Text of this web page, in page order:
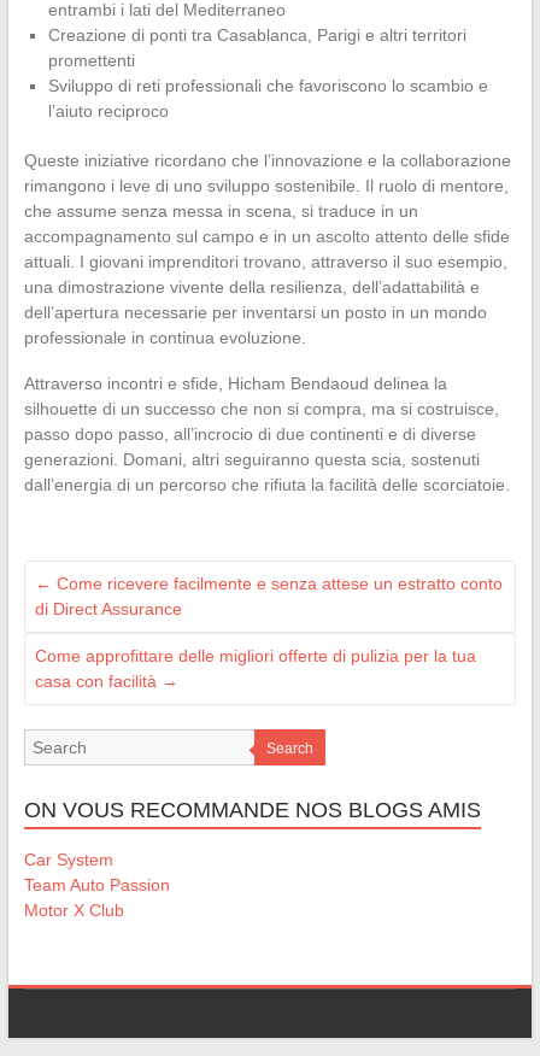
entrambi i lati del Mediterraneo
Creazione di ponti tra Casablanca, Parigi e altri territori
promettenti
Sviluppo di reti professionali che favoriscono lo scambio e
l’aiuto reciproco
Queste iniziative ricordano che l’innovazione e la collaborazione
rimangono i leve di uno sviluppo sostenibile. Il ruolo di mentore,
che assume senza messa in scena, si traduce in un
accompagnamento sul campo e in un ascolto attento delle sfide
attuali. I giovani imprenditori trovano, attraverso il suo esempio,
una dimostrazione vivente della resilienza, dell’adattabilità e
dell’apertura necessarie per inventarsi un posto in un mondo
professionale in continua evoluzione.
Attraverso incontri e sfide, Hicham Bendaoud delinea la
silhouette di un successo che non si compra, ma si costruisce,
passo dopo passo, all’incrocio di due continenti e di diverse
generazioni. Domani, altri seguiranno questa scia, sostenuti
dall’energia di un percorso che rifiuta la facilità delle scorciatoie.
← Come ricevere facilmente e senza attese un estratto conto
di Direct Assurance
Come approfittare delle migliori offerte di pulizia per la tua
casa con facilità →
Search
ON VOUS RECOMMANDE NOS BLOGS AMIS
Car System
Team Auto Passion
Motor X Club